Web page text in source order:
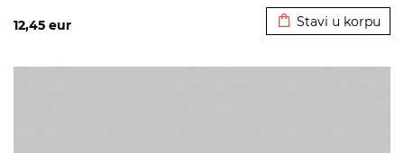
12,45 eur Stavi u korpu